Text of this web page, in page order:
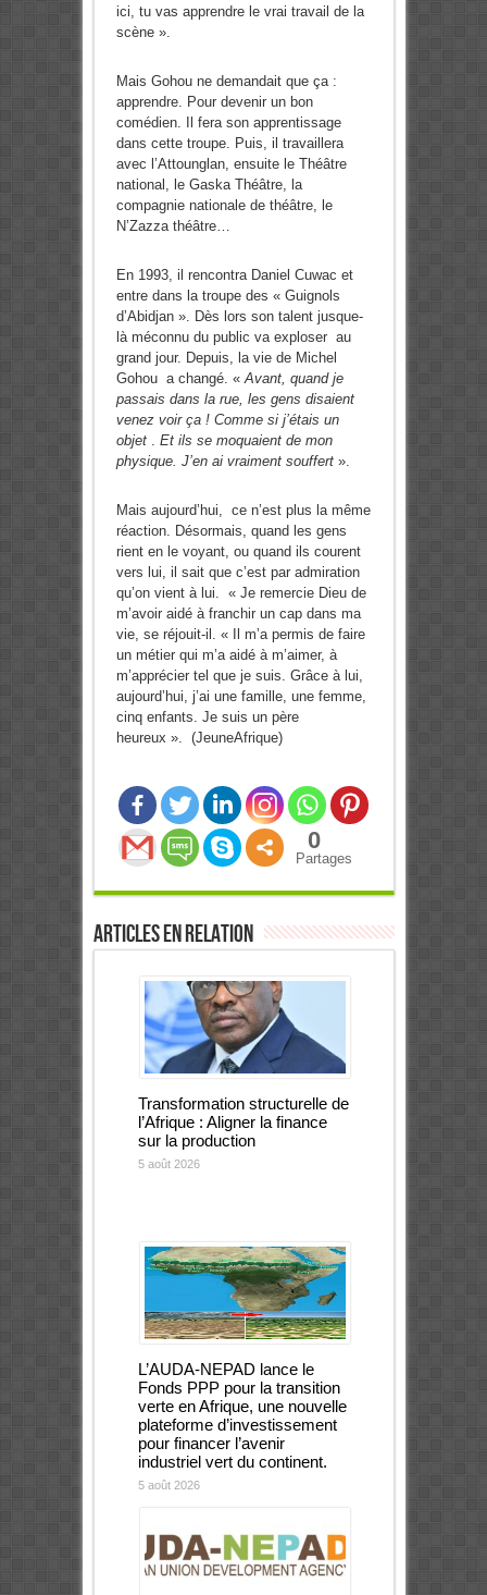
ici, tu vas apprendre le vrai travail de la
scène ».
Mais Gohou ne demandait que ça :
apprendre. Pour devenir un bon
comédien. Il fera son apprentissage
dans cette troupe. Puis, il travaillera
avec l’Attounglan, ensuite le Théâtre
national, le Gaska Théâtre, la
compagnie nationale de théâtre, le
N’Zazza théâtre…
En 1993, il rencontra Daniel Cuwac et
entre dans la troupe des « Guignols
d’Abidjan ». Dès lors son talent jusque-
là méconnu du public va exploser au
grand jour. Depuis, la vie de Michel
Gohou a changé. «Avant, quand je
passais dans la rue, les gens disaient
venez voir ça ! Comme si j’étais un
objet . Et ils se moquaient de mon
physique. J’en ai vraiment souffert».
Mais aujourd’hui, ce n’est plus la même
réaction. Désormais, quand les gens
rient en le voyant, ou quand ils courent
vers lui, il sait que c’est par admiration
qu’on vient à lui. « Je remercie Dieu de
m’avoir aidé à franchir un cap dans ma
vie, se réjouit-il. « Il m’a permis de faire
un métier qui m’a aidé à m’aimer, à
m’apprécier tel que je suis. Grâce à lui,
aujourd’hui, j’ai une famille, une femme,
cinq enfants. Je suis un père
heureux ». (JeuneAfrique)
0
Partages
Articles en relation
Transformation structurelle de
l’Afrique : Aligner la finance
sur la production
5 août 2026
L’AUDA-NEPAD lance le
Fonds PPP pour la transition
verte en Afrique, une nouvelle
plateforme d’investissement
pour financer l’avenir
industriel vert du continent.
5 août 2026